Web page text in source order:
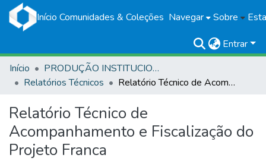
Início Comunidades & Coleções Navegar Sobre
Entrar
Início
PRODUÇÃO INSTITUCIONAL
Relatórios Técnicos
Relatório Técnico de Acompanhamento e Fiscalização do Projeto Franca
Relatório Técnico de
Acompanhamento e Fiscalização do
Projeto Franca